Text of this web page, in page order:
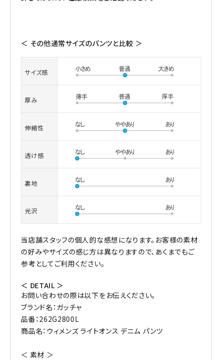
＜ その他通常サイズのパンツと比較 ＞
サイズ感
厚み
伸縮性
透け感
裏地
光沢
当店舗スタッフの個人的な感想になります。お客様の素材
の好みやサイズの感じ方は異なりますので、あくまでもご
参考としてご利用ください。
＜ DETAIL ＞
お問い合わせの際は以下をお伝えください。
ブランド名：ガッチャ
品番：262G2800L
商品名：ウィメンズ ライトオンス デニム パンツ
＜ 素材 ＞